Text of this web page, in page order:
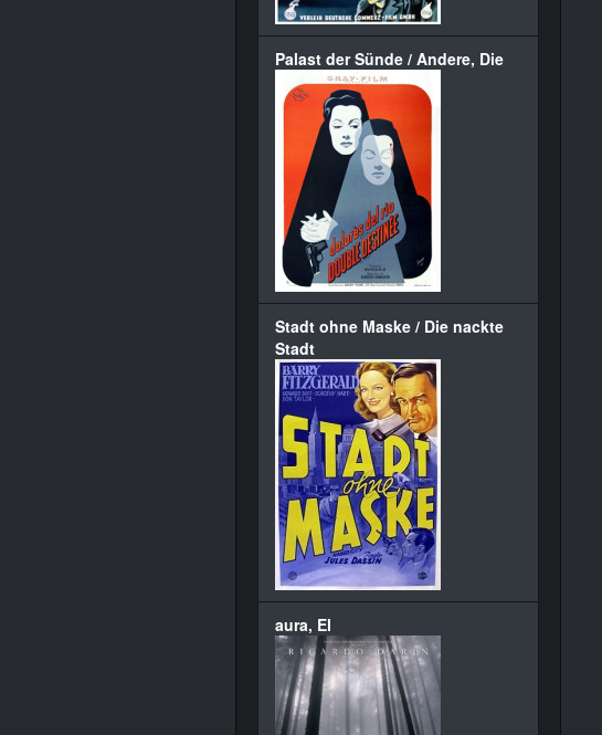
Palast der Sünde / Andere, Die
Stadt ohne Maske / Die nackte
Stadt
aura, El